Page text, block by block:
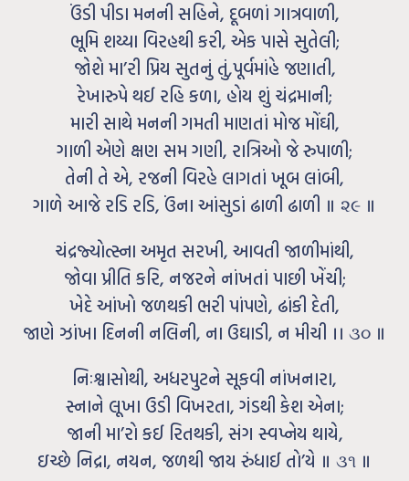
ઉંડી પીડા મનની સહિને, દૂબળાં ગાત્રવાળી,
ભૂમિ શય્યા વિરહથી કરી, એક પાસે સુતેલી;
જોશે મા’રી પ્રિય સુતનું તું,પૂર્વમાંહે જણાતી,
રેખારુપે થઈ રહિ કળા, હોય શું ચંદ્રમાની;
મારી સાથે મનની ગમતી માણતાં મોજ મોંઘી,
ગાળી એણે ક્ષણ સમ ગણી, રાત્રિઓ જે રુપાળી;
તેની તે એ, રજની વિરહે લાગતાં ખૂબ લાંબી,
ગાળે આજે રડિ રડિ, ઉંના આંસુડાં ઢાળી ઢાળી ॥ ૨૯ ॥
ચંદ્રજ્યોત્સ્ના અમૃત સરખી, આવતી જાળીમાંથી,
જોવા પ્રીતિ કરિ, નજરને નાંખતાં પાછી ખેંચી;
ખેદે આંખો જળથકી ભરી પાંપણે, ઢાંકી દેતી,
જાણે ઝાંખા દિનની નલિની, ના ઉઘાડી, ન મીચી ।। ૩૦ ॥
નિઃશ્વાસોથી, અધરપુટને સૂકવી નાંખનારા,
સ્નાને લૂખા ઉડી વિખરતા, ગંડથી કેશ એના;
જાની મા’રો કઈ રિતથકી, સંગ સ્વપ્નેય થાયે,
ઇચ્છે નિદ્રા, નયન, જળથી જાય રુંધાઈ તો’યે ॥ ૩૧ ॥